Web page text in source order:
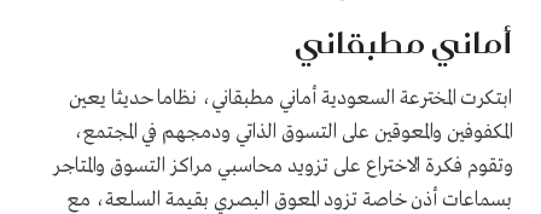
أماني مطبقاني
ابتكرت المخترعة السعودية أماني مطبقاني، نظاما حديثا يعين
المكفوفين والمعوقين على التسوق الذاتي ودمجهم في المجتمع،
وتقوم فكرة الاختراع على تزويد محاسبي مراكز التسوق والمتاجر
بسماعات أذن خاصة تزود المعوق البصري بقيمة السلعة، مع